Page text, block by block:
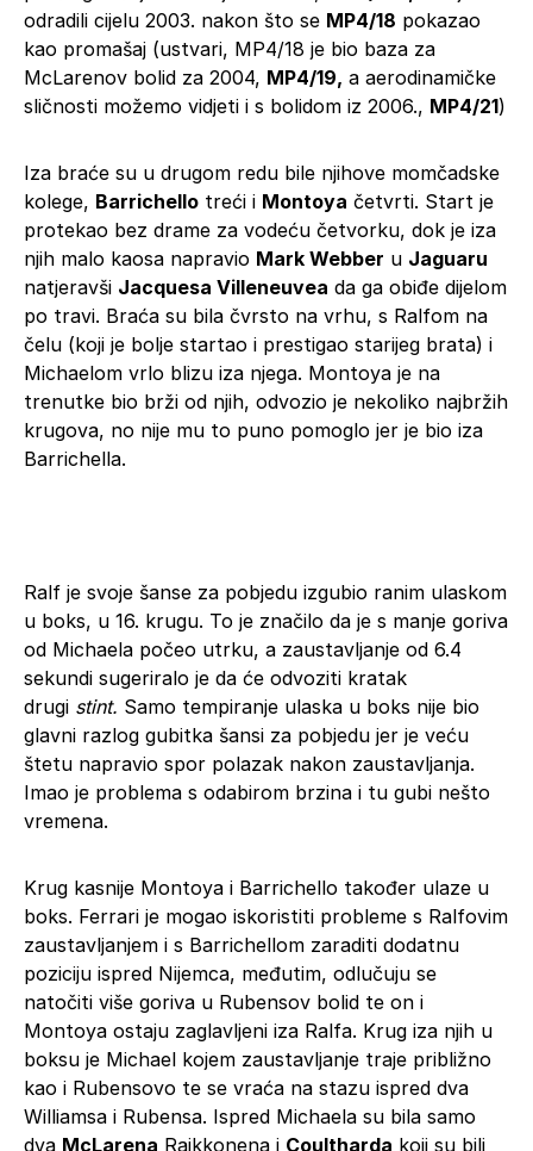
odradili cijelu 2003. nakon što se MP4/18 pokazao
kao promašaj (ustvari, MP4/18 je bio baza za
McLarenov bolid za 2004, MP4/19, a aerodinamičke
sličnosti možemo vidjeti i s bolidom iz 2006., MP4/21)
Iza braće su u drugom redu bile njihove momčadske
kolege, Barrichello treći i Montoya četvrti. Start je
protekao bez drame za vodeću četvorku, dok je iza
njih malo kaosa napravio Mark Webber u Jaguaru
natjeravši Jacquesa Villeneuvea da ga obiđe dijelom
po travi. Braća su bila čvrsto na vrhu, s Ralfom na
čelu (koji je bolje startao i prestigao starijeg brata) i
Michaelom vrlo blizu iza njega. Montoya je na
trenutke bio brži od njih, odvozio je nekoliko najbržih
krugova, no nije mu to puno pomoglo jer je bio iza
Barrichella.
Ralf je svoje šanse za pobjedu izgubio ranim ulaskom
u boks, u 16. krugu. To je značilo da je s manje goriva
od Michaela počeo utrku, a zaustavljanje od 6.4
sekundi sugeriralo je da će odvoziti kratak
drugi stint. Samo tempiranje ulaska u boks nije bio
glavni razlog gubitka šansi za pobjedu jer je veću
štetu napravio spor polazak nakon zaustavljanja.
Imao je problema s odabirom brzina i tu gubi nešto
vremena.
Krug kasnije Montoya i Barrichello također ulaze u
boks. Ferrari je mogao iskoristiti probleme s Ralfovim
zaustavljanjem i s Barrichellom zaraditi dodatnu
poziciju ispred Nijemca, međutim, odlučuju se
natočiti više goriva u Rubensov bolid te on i
Montoya ostaju zaglavljeni iza Ralfa. Krug iza njih u
boksu je Michael kojem zaustavljanje traje približno
kao i Rubensovo te se vraća na stazu ispred dva
Williamsa i Rubensa. Ispred Michaela su bila samo
dva McLarena Raikkonena i Coultharda koji su bili